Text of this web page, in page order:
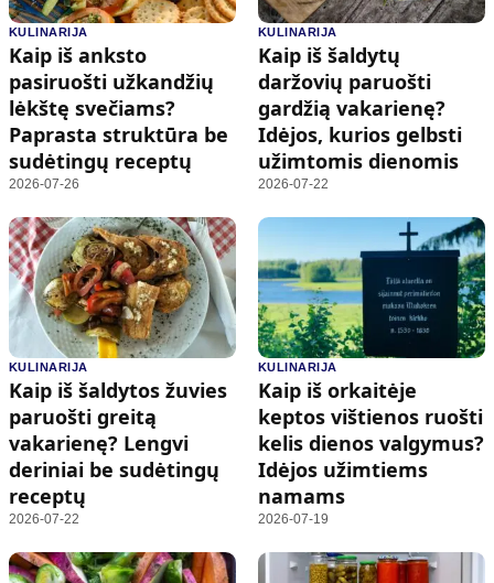
KULINARIJA
Kaip iš anksto
pasiruošti užkandžių
lėkštę svečiams?
Paprasta struktūra be
sudėtingų receptų
2026-07-26
KULINARIJA
Kaip iš šaldytų
daržovių paruošti
gardžią vakarienę?
Idėjos, kurios gelbsti
užimtomis dienomis
2026-07-22
KULINARIJA
Kaip iš šaldytos žuvies
paruošti greitą
vakarienę? Lengvi
deriniai be sudėtingų
receptų
2026-07-22
KULINARIJA
Kaip iš orkaitėje
keptos vištienos ruošti
kelis dienos valgymus?
Idėjos užimtiems
namams
2026-07-19